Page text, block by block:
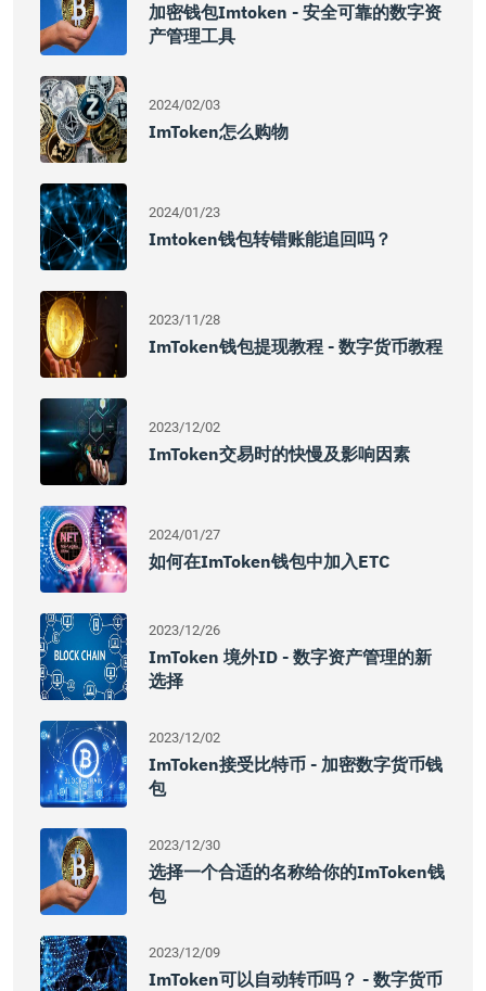
加密钱包imtoken - 安全可靠的数字资
产管理工具
2024/02/03
ImToken怎么购物
2024/01/23
Imtoken钱包转错账能追回吗？
2023/11/28
ImToken钱包提现教程 - 数字货币教程
2023/12/02
ImToken交易时的快慢及影响因素
2024/01/27
如何在imToken钱包中加入ETC
2023/12/26
ImToken 境外ID - 数字资产管理的新
选择
2023/12/02
ImToken接受比特币 - 加密数字货币钱
包
2023/12/30
选择一个合适的名称给你的imToken钱
包
2023/12/09
ImToken可以自动转币吗？ - 数字货币